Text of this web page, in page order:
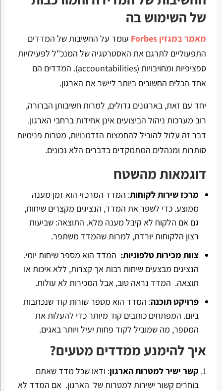
של השימוש בה
מאמר במגזין Forbes
עומד על החשיבות של המדדים
התפעוליים לתרגם את האסטרטגיה של המנכ"ל לפעילויות
ספציפיות ומחויבויות (accountabilities). המדדים הם
אחד הכלים החשובים ביותר ליישר את הארגון.
יחד עם זאת, בארגונים גדולים, למרות חשיבותן הברורה,
רוב מערכות ניהול הביצועים אינן אחידות ברחבי הארגון.
דבר זה עלול להוביל להחמצות הזדמנויות, מטרות פנימיות
סותרות ומנהלים המתמקדים בדברים הלא נכונים.
דוגמאות מהשטח
מרכז שירות לקוחות: המדד המרכזי הוא זמן מענה
ממוצע. כדי לשפר את המדד, הנציגים מקצרים שיחות,
גם אם הלקוח לא קיבל מענה מלא. התוצאה: שביעות
רצון הלקוחות יורדת, למרות שהמדד משתפר.
צוות מכירות טלפוניות: המדד הוא מספר שיחות יומי.
הנציגים מבצעים שיחות רבות אך קצרות, ללא איכות או
תוצאה. המדד נראה טוב, אבל המכירות לא עולות.
פרויקט תוכנה: המדד הוא מספר שורות קוד שנכתבות
ביום. המפתחים כותבים קוד מיותר כדי להעלות את
המספר, מה שמוביל לקוד פחות יעיל ויותר באגים.
איך להימנע ממדדים מטעים?
קשר ישיר למטרות הארגון: ודאו שכל מדד שאתם
בוחרים קשור ישירות למטרות של הארגון. אם המדד לא